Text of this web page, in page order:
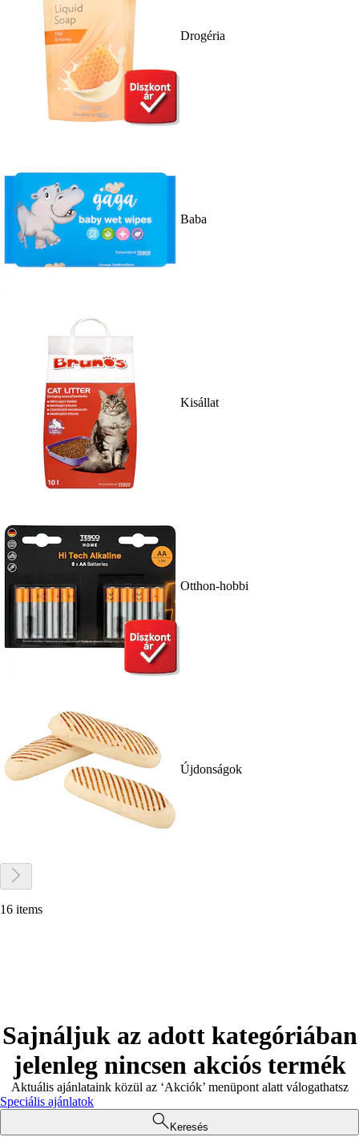
Drogéria
Baba
Kisállat
Otthon-hobbi
Újdonságok
16 items
Sajnáljuk az adott kategóriában
jelenleg nincsen akciós termék
Aktuális ajánlataink közül az ‘Akciók’ menüpont alatt válogathatsz
Speciális ajánlatok
Keresés